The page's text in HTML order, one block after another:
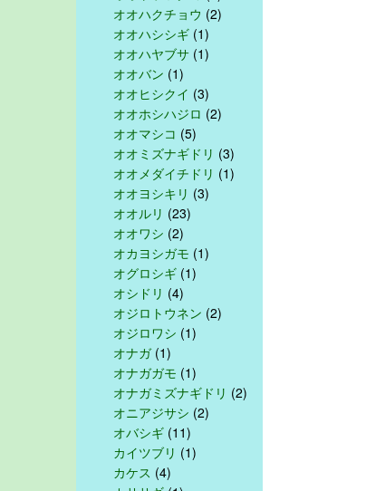
オオハクチョウ (2)
オオハシシギ (1)
オオハヤブサ (1)
オオバン (1)
オオヒシクイ (3)
オオホシハジロ (2)
オオマシコ (5)
オオミズナギドリ (3)
オオメダイチドリ (1)
オオヨシキリ (3)
オオルリ (23)
オオワシ (2)
オカヨシガモ (1)
オグロシギ (1)
オシドリ (4)
オジロトウネン (2)
オジロワシ (1)
オナガ(1)
オナガガモ (1)
オナガミズナギドリ (2)
オニアジサシ (2)
オバシギ (11)
カイツブリ (1)
カケス (4)